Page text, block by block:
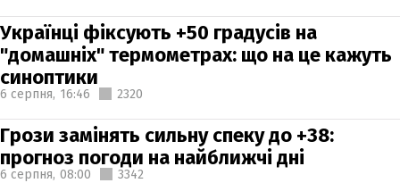
Українці фіксують +50 градусів на
"домашніх" термометрах: що на це кажуть
синоптики
6 серпня, 16:46 2320
Грози замінять сильну спеку до +38:
прогноз погоди на найближчі дні
6 серпня, 08:00 3342